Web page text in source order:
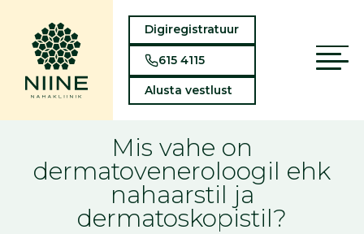
Digiregistratuur
615 4115
Alusta vestlust
Mis vahe on
dermatoveneroloogil ehk
nahaarstil ja
dermatoskopistil?